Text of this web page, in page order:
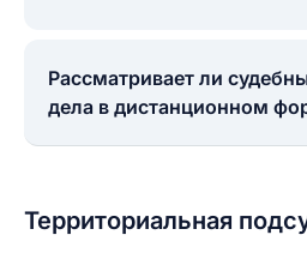
Рассматривает ли
дела в дистанционном
Территориальная